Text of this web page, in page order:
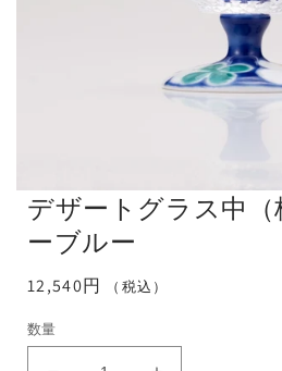
デザートグラス中
ーブルー
通
価
12,540円 （税込）
数量